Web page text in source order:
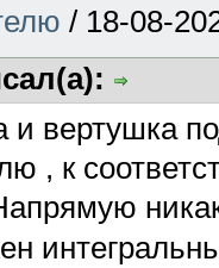
/ 18-08-
и вертушка
, к